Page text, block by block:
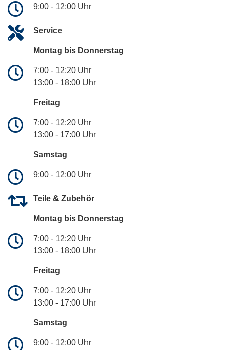
9:00 - 12:00 Uhr
Service
Montag bis Donnerstag
7:00 - 12:20 Uhr
13:00 - 18:00 Uhr
Freitag
7:00 - 12:20 Uhr
13:00 - 17:00 Uhr
Samstag
9:00 - 12:00 Uhr
Teile & Zubehör
Montag bis Donnerstag
7:00 - 12:20 Uhr
13:00 - 18:00 Uhr
Freitag
7:00 - 12:20 Uhr
13:00 - 17:00 Uhr
Samstag
9:00 - 12:00 Uhr